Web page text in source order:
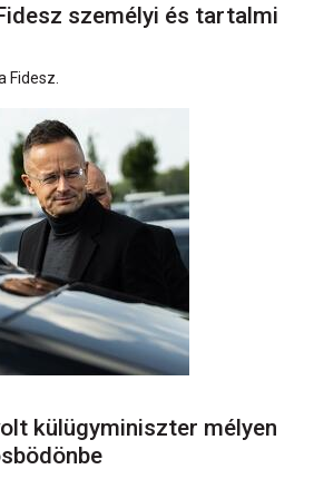
személyi és tartalmi
Fidesz.
külügyminiszter mélyen